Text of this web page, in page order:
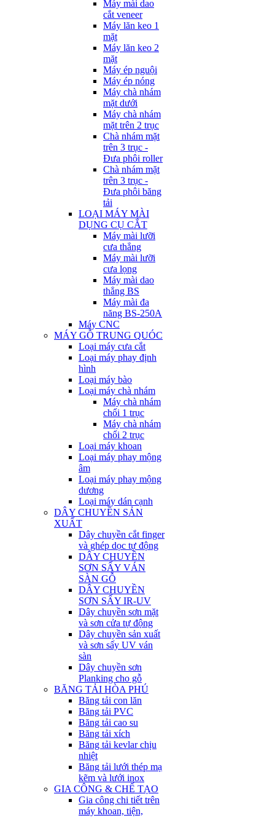
Máy mài dao
cắt veneer
Máy lăn keo 1
mặt
Máy lăn keo 2
mặt
Máy ép nguội
Máy ép nóng
Máy chà nhám
mặt dưới
Máy chà nhám
mặt trên 2 trục
Chà nhám mặt
trên 3 trục -
Đưa phôi roller
Chà nhám mặt
trên 3 trục -
Đưa phôi băng
tải
LOẠI MÁY MÀI
DỤNG CỤ CẮT
Máy mài lưỡi
cưa thẳng
Máy mài lưỡi
cưa lọng
Máy mài dao
thẳng BS
Máy mài đa
năng BS-250A
Máy CNC
MÁY GỖ TRUNG QUÓC
Loại máy cưa cắt
Loại máy phay định
hình
Loại máy bào
Loại máy chà nhám
Máy chà nhám
chổi 1 trục
Máy chà nhám
chổi 2 trục
Loại máy khoan
Loại máy phay mộng
âm
Loại máy phay mộng
dương
Loại máy dán cạnh
DÂY CHUYỀN SẢN
XUẤT
Dây chuyền cắt finger
và ghép dọc tự động
DÂY CHUYỀN
SƠN SẤY VÁN
SÀN GỖ
DÂY CHUYỀN
SƠN SẤY IR-UV
Dây chuyền sơn mặt
và sơn cửa tự động
Dây chuyền sản xuất
và sơn sấy UV ván
sàn
Dây chuyền sơn
Planking cho gỗ
BĂNG TẢI HÒA PHÚ
Băng tải con lăn
Băng tải PVC
Băng tải cao su
Băng tải xích
Băng tải kevlar chịu
nhiệt
Băng tải lưới thép mạ
kẽm và lưới inox
GIA CÔNG & CHẾ TẠO
Gia công chi tiết trên
máy khoan, tiện,